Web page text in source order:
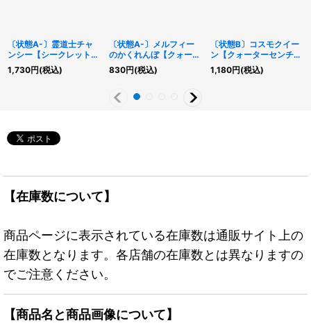
〔状態A-〕霊道士チャ
ンシー【シークレット
SPECIALREDVer.】
{23PP-JP030}《モン
1,730円(税込)
〔状態A-〕メルフィー
のかくれんぼ【クォータ
ーセンチュリーシークレ
ット】{QCCU-JP179}
830円(税込)
〔状態B〕コスモクイー
ン【クォーターセンチュ
リーシークレット】
{TDPP-JP004}《モン
1,180円(税込)
【在庫数について】
商品ページに表示されている在庫数は通販サイト上の
在庫数となります。各店舗の在庫数とは異なりますの
でご注意ください。
【商品名と商品画像について】